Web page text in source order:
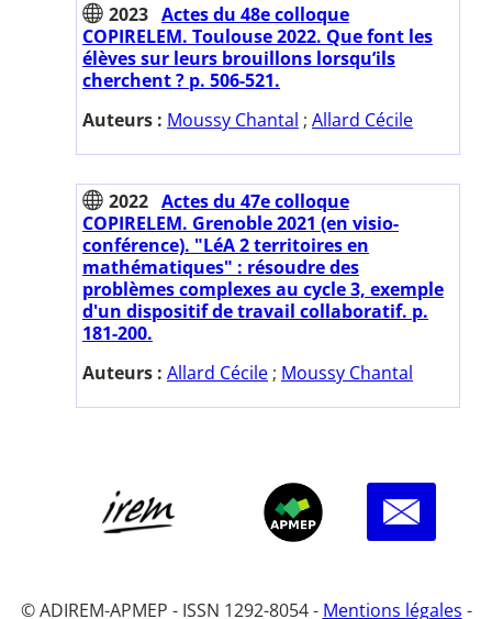
2023 Actes du 48e colloque
COPIRELEM. Toulouse 2022. Que font les
élèves sur leurs brouillons lorsqu’ils
cherchent ? p. 506-521.
Auteurs : Moussy Chantal ; Allard Cécile
2022 Actes du 47e colloque
COPIRELEM. Grenoble 2021 (en visio-
conférence). "LéA 2 territoires en
mathématiques" : résoudre des
problèmes complexes au cycle 3, exemple
d'un dispositif de travail collaboratif. p.
181-200.
Auteurs : Allard Cécile ; Moussy Chantal
© ADIREM-APMEP - ISSN 1292-8054 - Mentions légales -